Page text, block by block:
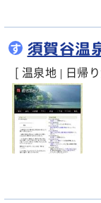
す 須賀谷温
[ 温泉地 | 日帰